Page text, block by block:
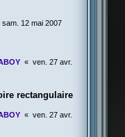
sam. 12 mai 2007
« ven. 27 avr.
rectangulaire
« ven. 27 avr.